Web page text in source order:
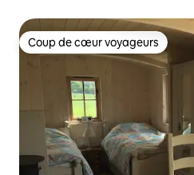
Coup de cœur voyageurs
Coup de cœur voyageurs